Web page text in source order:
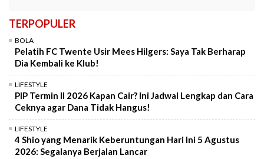
TERPOPULER
BOLA
Pelatih FC Twente Usir Mees Hilgers: Saya Tak Berharap
Dia Kembali ke Klub!
LIFESTYLE
PIP Termin II 2026 Kapan Cair? Ini Jadwal Lengkap dan Cara
Ceknya agar Dana Tidak Hangus!
LIFESTYLE
4 Shio yang Menarik Keberuntungan Hari Ini 5 Agustus
2026: Segalanya Berjalan Lancar